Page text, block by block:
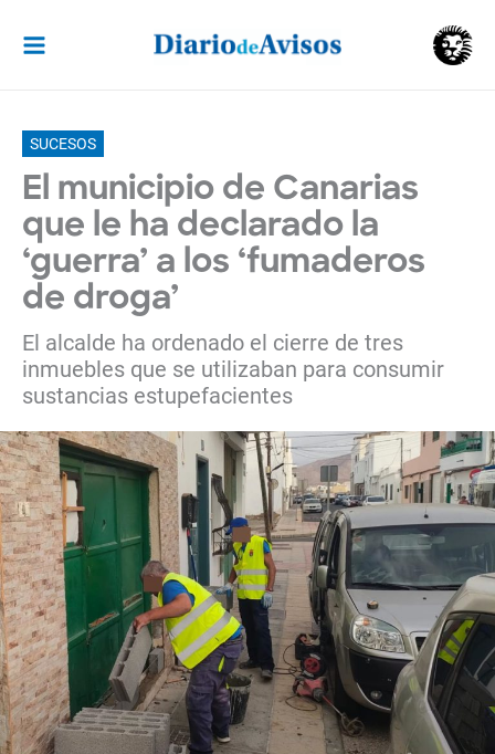
contenido
SUCESOS
El municipio de Canarias
que le ha declarado la
‘guerra’ a los ‘fumaderos
de droga’
El alcalde ha ordenado el cierre de tres
inmuebles que se utilizaban para consumir
sustancias estupefacientes